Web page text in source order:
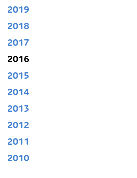
2019
2018
2017
2016
2015
2014
2013
2012
2011
2010